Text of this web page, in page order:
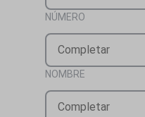
NÚMERO
NOMBRE